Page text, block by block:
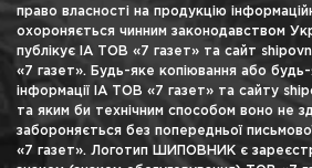
право власності на продукцію
охороняється чинним законодавством
публікує ІА ТОВ «7 газет» та сайт
«7 газет». Будь-яке копіювання або
інформації ІА ТОВ «7 газет» та сайту
та яким би технічним способом воно не
забороняється без попередньої
«7 газет». Логотип ШИПОВНИК є